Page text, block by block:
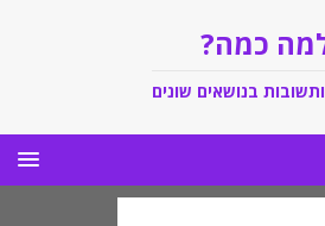
כמה?
בנושאים שונים